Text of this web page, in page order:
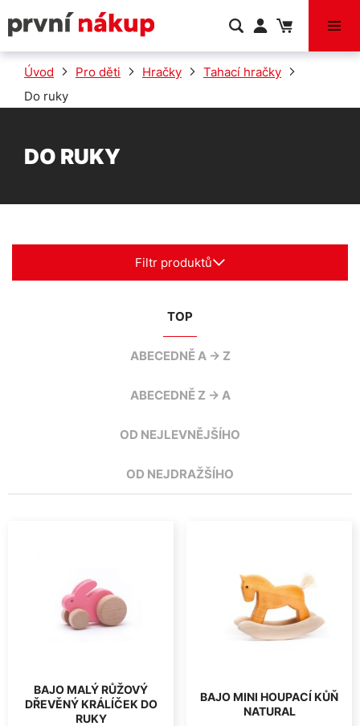
VÝPRODEJ
Úvod Pro děti Hračky
Tahací hračky
Do ruky
DO RUKY
Filtr produktů
TOP
ABECEDNĚ A -> Z
ABECEDNĚ Z -> A
OD NEJLEVNĚJŠÍHO
OD NEJDRAŽŠÍHO
BAJO MALÝ RŮŽOVÝ
DŘEVĚNÝ KRÁLÍČEK DO
RUKY
BAJO MINI HOUPACÍ KŮŇ
NATURAL